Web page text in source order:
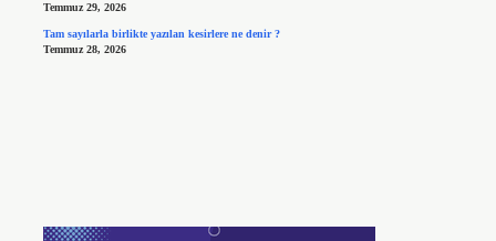
Temmuz 29, 2026
Tam sayılarla birlikte yazılan kesirlere ne denir ?
Temmuz 28, 2026